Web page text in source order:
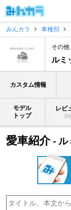
みんカラ
車種別
その他
ルミ
カスタム情報
モデル
トップ
レビ
(0)
愛車紹介- ル